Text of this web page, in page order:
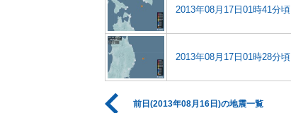
2013年08月17日01時41分頃
2013年08月17日01時28分頃
前日(2013年08月16日)の地震一覧